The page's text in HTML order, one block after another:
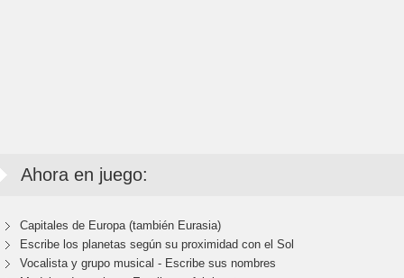
Ahora en juego:
Capitales de Europa (también Eurasia)
Escribe los planetas según su proximidad con el Sol
Vocalista y grupo musical - Escribe sus nombres